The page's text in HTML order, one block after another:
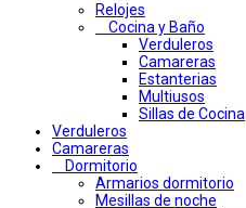
Relojes
Cocina y Baño
Verduleros
Camareras
Estanterias
Multiusos
Sillas de Cocina
Verduleros
Camareras
Dormitorio
Armarios dormitorio
Mesillas de noche